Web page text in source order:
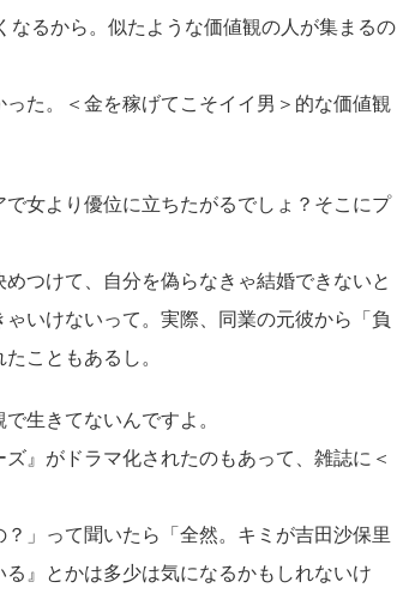
なるから。似たような価値観の人が集まるの
た。＜金を稼げてこそイイ男＞的な価値観
女より優位に立ちたがるでしょ？そこにプ
つけて、自分を偽らなきゃ結婚できないと
いけないって。実際、同業の元彼から「負
こともあるし。
生きてないんですよ。
』がドラマ化されたのもあって、雑誌に＜
」って聞いたら「全然。キミが吉田沙保里
』とかは多少は気になるかもしれないけ